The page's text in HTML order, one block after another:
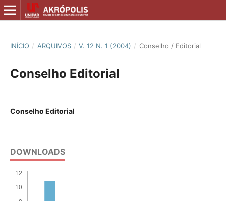
INÍCIO / ARQUIVOS / V. 12 N. 1 (2004) / Conselho / Editorial
Conselho Editorial
Conselho Editorial
DOWNLOADS